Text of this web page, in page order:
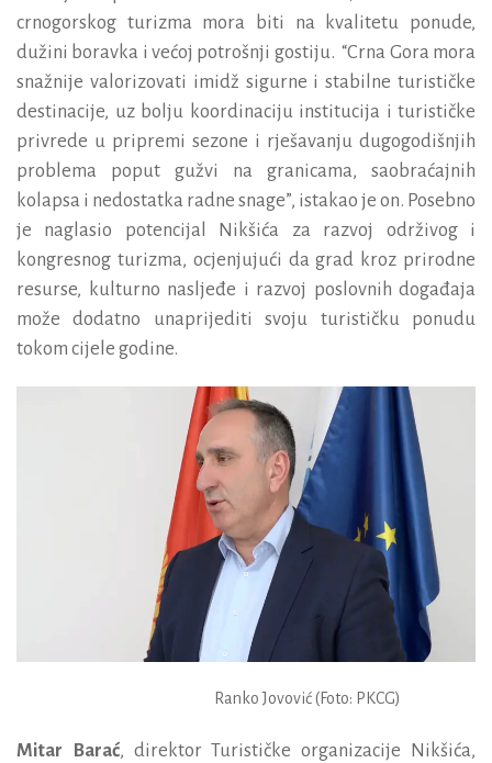
crnogorskog turizma mora biti na kvalitetu ponude,
dužini boravka i većoj potrošnji gostiju. “Crna Gora mora
snažnije valorizovati imidž sigurne i stabilne turističke
destinacije, uz bolju koordinaciju institucija i turističke
privrede u pripremi sezone i rješavanju dugogodišnjih
problema poput gužvi na granicama, saobraćajnih
kolapsa i nedostatka radne snage”, istakao je on. Posebno
je naglasio potencijal Nikšića za razvoj održivog i
kongresnog turizma, ocjenjujući da grad kroz prirodne
resurse, kulturno nasljeđe i razvoj poslovnih događaja
može dodatno unaprijediti svoju turističku ponudu
tokom cijele godine.
Ranko Jovović (Foto: PKCG)
Mitar Barać, direktor Turističke organizacije Nikšića,